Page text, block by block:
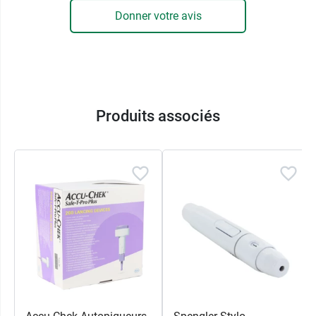
Conditionnement :Boite de 6 patchs
Donner votre avis
Produits associés